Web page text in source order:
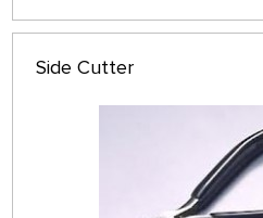
Side Cutter